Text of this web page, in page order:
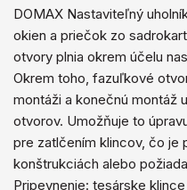
DOMAX Nastaviteľný
okien a priečok zo
otvory plnia okrem účelu
Okrem toho, fazuľkové
montáži a konečnú montáž
otvorov. Umožňuje to
pre zatlčením klincov, čo je
konštrukciách alebo
Pripevnenie: tesárske